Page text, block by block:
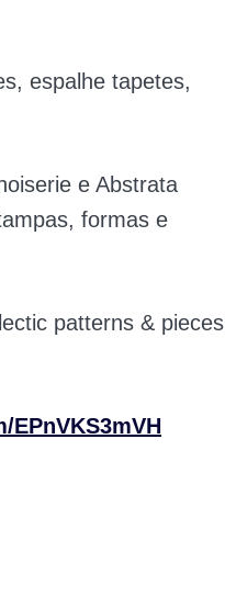
espalhe tapetes,
e Abstrata
formas e
patterns & pieces